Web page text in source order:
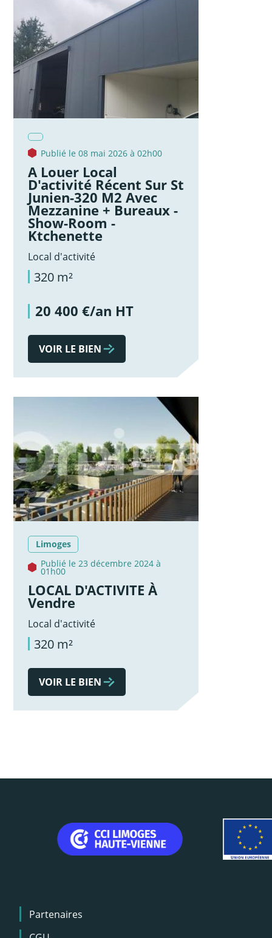
Publié le 08 mai 2026 à 02h00
A Louer Local
D'activité Récent Sur St
Junien-320 M2 Avec
Mezzanine + Bureaux -
Show-Room -
Ktchenette
Local d'activité
320 m²
20 400 €/an HT
VOIR LE BIEN
Limoges
Publié le 23 décembre 2024 à
01h00
LOCAL D'ACTIVITE À
Vendre
Local d'activité
320 m²
VOIR LE BIEN
Menu
Pied
Partenaires